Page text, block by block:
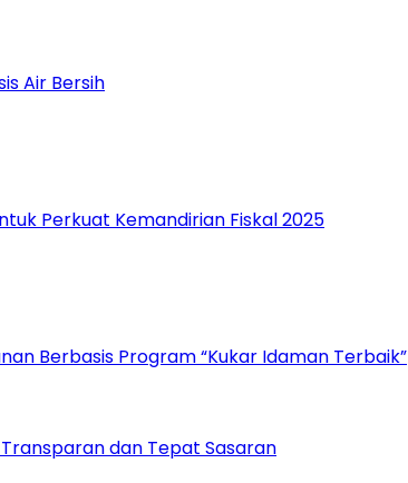
Air Bersih
Perkuat Kemandirian Fiskal 2025
Berbasis Program “Kukar Idaman Terbaik”
dan Tepat Sasaran